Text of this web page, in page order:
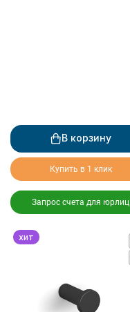
В корзину
Купить в 1 клик
Запрос счета для юрлиц
хит